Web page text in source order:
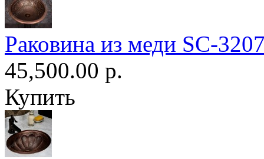
Раковина из меди SC-
45,500.00 р.
Купить